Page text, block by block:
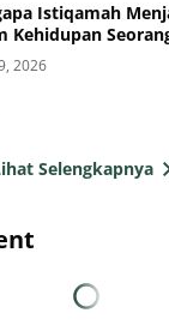
Istiqamah
Kehidupan
2026
Selengkapnya